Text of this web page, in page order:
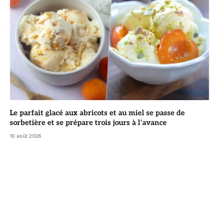
Le parfait glacé aux abricots et au miel se passe de
sorbetière et se prépare trois jours à l’avance
10 août 2026